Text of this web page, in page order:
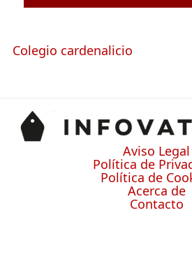
Colegio cardenalicio
Aviso Legal
Política de
Política de
Acerca de
Contacto